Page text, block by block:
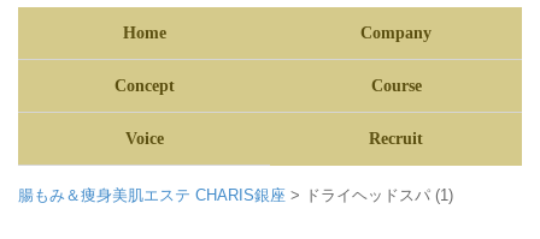
Home Company
Concept Course
Voice Recruit
腸もみ＆痩身美肌エステ CHARIS銀座 > ドライヘッドスパ (1)